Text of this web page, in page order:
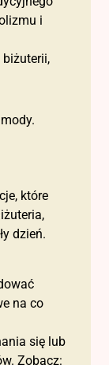
i
które
dzień.
na co
się lub
Zobacz: